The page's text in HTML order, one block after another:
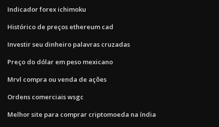
Indicador forex ichimoku
Histórico de preços ethereum cad
Investir seu dinheiro palavras cruzadas
Preço do dólar em peso mexicano
Mrvl compra ou venda de ações
Ordens comerciais wsgc
Melhor site para comprar criptomoeda na índia